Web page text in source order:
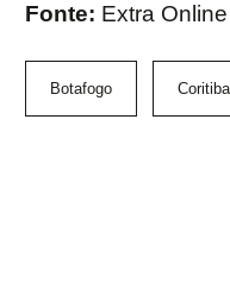
Fonte: Extra Online
Botafogo Coritiba